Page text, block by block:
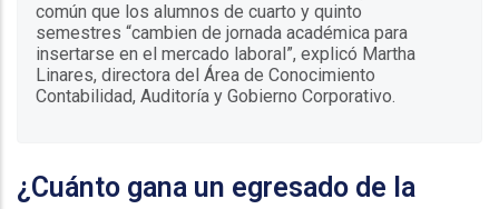
común que los alumnos de cuarto y quinto
semestres “cambien de jornada académica para
insertarse en el mercado laboral”, explicó Martha
Linares, directora del Área de Conocimiento
Contabilidad, Auditoría y Gobierno Corporativo.
¿Cuánto gana un egresado de la